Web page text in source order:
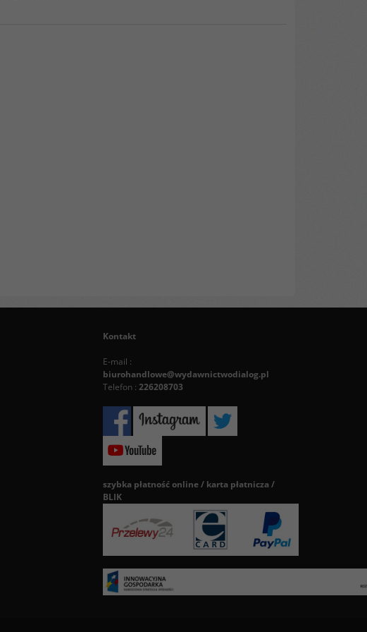
Kontakt
E-mail :
biurohandlowe@wydawnictwodialog.pl
Telefon : 226208703
szybka płatność online / karta płatnicza /
BLIK